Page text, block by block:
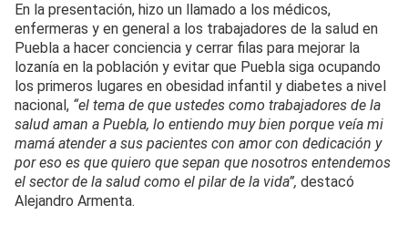
En la presentación, hizo un llamado a los médicos,
enfermeras y en general a los trabajadores de la salud en
Puebla a hacer conciencia y cerrar filas para mejorar la
lozanía en la población y evitar que Puebla siga ocupando
los primeros lugares en obesidad infantil y diabetes a nivel
nacional, “el tema de que ustedes como trabajadores de la
salud aman a Puebla, lo entiendo muy bien porque veía mi
mamá atender a sus pacientes con amor con dedicación y
por eso es que quiero que sepan que nosotros entendemos
el sector de la salud como el pilar de la vida”, destacó
Alejandro Armenta.